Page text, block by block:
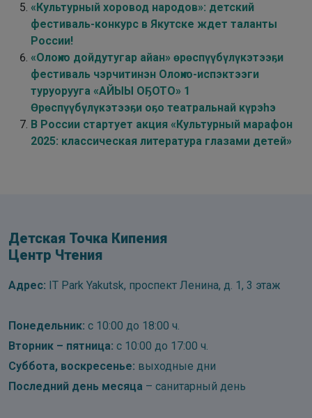
«Культурный хоровод народов»: детский
фестиваль-конкурс в Якутске ждет таланты
России!
«Олоҥхо дойдутугар айан» өрөспүүбүлүкэтээҕи
фестиваль чэрчитинэн Олоҥхо-испэктээги
туруорууга «АЙЫЫ ОҔОТО» 1
Өрөспүүбүлүкэтээҕи оҕо театральнай күрэһэ
В России стартует акция «Культурный марафон
2025: классическая литература глазами детей»
Детская Точка Кипения
Центр Чтения
Адрес: IT Park Yakutsk, проспект Ленина, д. 1, 3 этаж
Понедельник: с 10:00 до 18:00 ч.
Вторник – пятница: с 10:00 до 17:00 ч.
Суббота, воскресенье: выходные дни
Последний день месяца – санитарный день